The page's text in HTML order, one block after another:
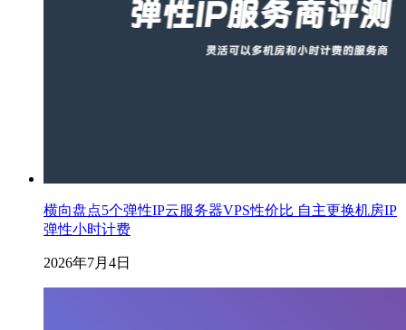
横向盘点5个弹性IP云服务器VPS性价比 自主更换机房IP
弹性小时计费
2026年7月4日